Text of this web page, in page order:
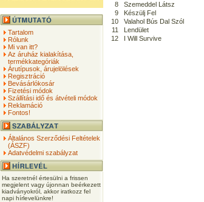
Tartalom
Rólunk
Mi van itt?
Az áruház kialakítása,
termékkategóriák
Árutípusok, árujelölések
Regisztráció
Bevásárlókosár
Fizetési módok
Szállítási idő és átvételi módok
Reklamáció
Fontos!
Általános Szerződési Feltételek
(ÁSZF)
Adatvédelmi szabályzat
Ha szeretnél értesülni a frissen
megjelent vagy újonnan beérkezett
kiadványokról, akkor iratkozz fel
napi hírlevelünkre!
8
Szemeddel Látsz
9
Készülj Fel
10
Valahol Bús Dal Szól
11
Lendület
12
I Will Survive